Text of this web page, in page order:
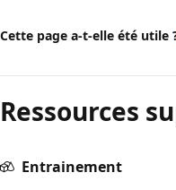
Cette page a-t-elle été utile
Ressources
Entrainement